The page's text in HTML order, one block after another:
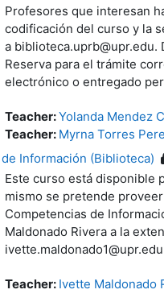
Profesores que interesan
codificación del curso y la
a
Reserva para el trámite
electrónico o entregado
Teacher:Yolanda Mendez
Teacher: Myrna Torres
Información (Biblioteca)
Este curso está disponible
mismo se pretende
Competencias de
Maldonado Rivera a la
Teacher: Ivette Maldonado